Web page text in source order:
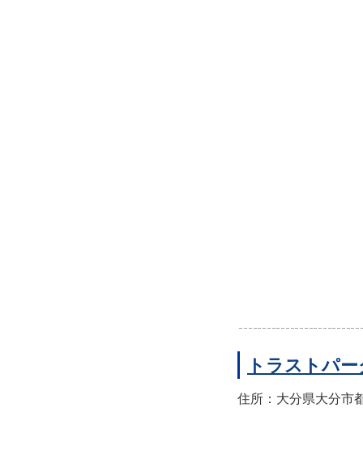
トラストパ
住所：大分県大分市